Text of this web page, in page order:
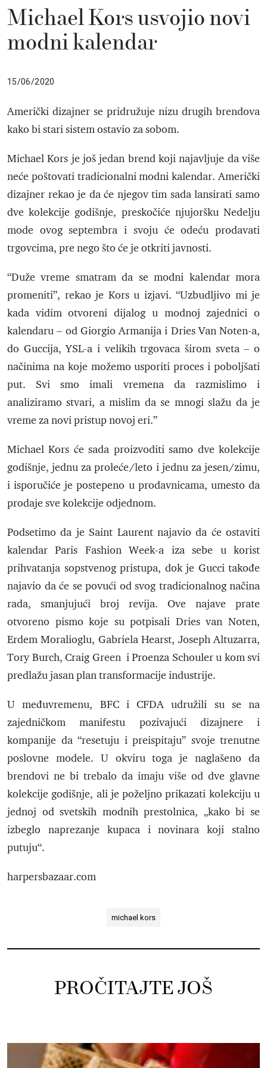
Michael Kors usvojio novi
modni kalendar
15/06/2020
Američki dizajner se pridružuje nizu drugih brendova
kako bi stari sistem ostavio za sobom.
Michael Kors je još jedan brend koji najavljuje da više
neće poštovati tradicionalni modni kalendar. Američki
dizajner rekao je da će njegov tim sada lansirati samo
dve kolekcije godišnje, preskočiće njujoršku Nedelju
mode ovog septembra i svoju će odeću prodavati
trgovcima, pre nego što će je otkriti javnosti.
“Duže vreme smatram da se modni kalendar mora
promeniti”, rekao je Kors u izjavi. “Uzbudljivo mi je
kada vidim otvoreni dijalog u modnoj zajednici o
kalendaru – od Giorgio Armanija i Dries Van Noten-a,
do Guccija, YSL-a i velikih trgovaca širom sveta – o
načinima na koje možemo usporiti proces i poboljšati
put. Svi smo imali vremena da razmislimo i
analiziramo stvari, a mislim da se mnogi slažu da je
vreme za novi pristup novoj eri.”
Michael Kors će sada proizvoditi samo dve kolekcije
godišnje, jednu za proleće/leto i jednu za jesen/zimu,
i isporučiće je postepeno u prodavnicama, umesto da
prodaje sve kolekcije odjednom.
Podsetimo da je Saint Laurent najavio da će ostaviti
kalendar Paris Fashion Week-a iza sebe u korist
prihvatanja sopstvenog pristupa, dok je Gucci takođe
najavio da će se povući od svog tradicionalnog načina
rada, smanjujući broj revija. Ove najave prate
otvoreno pismo koje su potpisali Dries van Noten,
Erdem Moralioglu, Gabriela Hearst, Joseph Altuzarra,
Tory Burch, Craig Green i Proenza Schouler u kom svi
predlažu jasan plan transformacije industrije.
U međuvremenu, BFC i CFDA udružili su se na
zajedničkom manifestu pozivajući dizajnere i
kompanije da “resetuju i preispitaju” svoje trenutne
poslovne modele. U okviru toga je naglašeno da
brendovi ne bi trebalo da imaju više od dve glavne
kolekcije godišnje, ali je poželjno prikazati kolekciju u
jednoj od svetskih modnih prestolnica, „kako bi se
izbeglo naprezanje kupaca i novinara koji stalno
putuju“.
harpersbazaar.com
michael kors
PROČITAJTE JOŠ